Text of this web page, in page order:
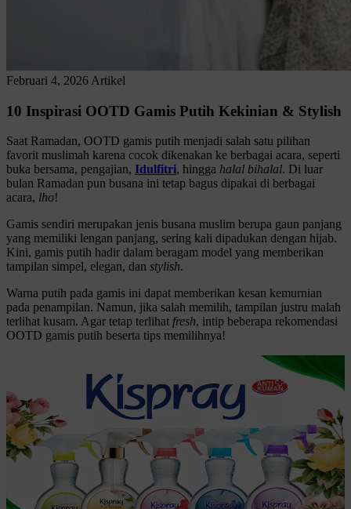
Februari 4, 2026 Artikel
10 Inspirasi OOTD Gamis Putih Kekinian & Stylish
Saat Ramadan, OOTD gamis putih menjadi salah satu pilihan
favorit muslimah karena cocok dikenakan ke berbagai acara, seperti
buka bersama, pengajian, Idulfitri, hingga halal bihalal. Di luar
bulan Ramadan pun busana ini tetap bagus dipakai di berbagai
acara, lho!
Gamis sendiri merupakan jenis busana muslim berupa gaun panjang
yang memiliki lengan panjang, sering kali dipadukan dengan hijab.
Kini, gamis putih hadir dalam beragam model yang memberikan
tampilan simpel, elegan, dan stylish.
Warna putih pada gamis ini dapat memberikan kesan kemurnian
pada penampilan. Namun, jika salah memilih, tampilan justru malah
terlihat kusam. Agar tetap terlihat fresh, intip beberapa rekomendasi
OOTD gamis putih beserta tips memilihnya!